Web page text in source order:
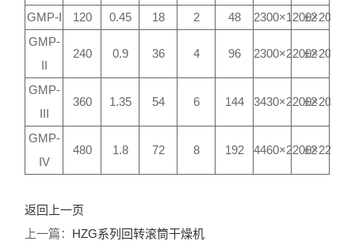
GMP-I 120 0.45 18 2 48 2300×1200×2000
±2
GMP-
II
240 0.9 36 4 96 2300×2200×2000
±2
GMP-
III
360 1.35 54 6 144 3430×2200×2000
±2
GMP-
IV
480 1.8 72 8 192 4460×2200×2290
±2
返回上一页
上一篇： HZG系列回转滚筒干燥机